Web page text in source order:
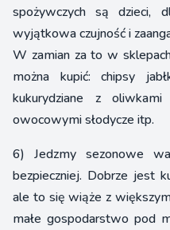
spożywczych są dzieci,
wyjątkowa czujność i
W zamian za to w
można kupić: chipsy
kukurydziane z
owocowymi słodycze itp.
6) Jedzmy sezonowe
bezpieczniej. Dobrze jest
ale to się wiąże z
małe gospodarstwo pod